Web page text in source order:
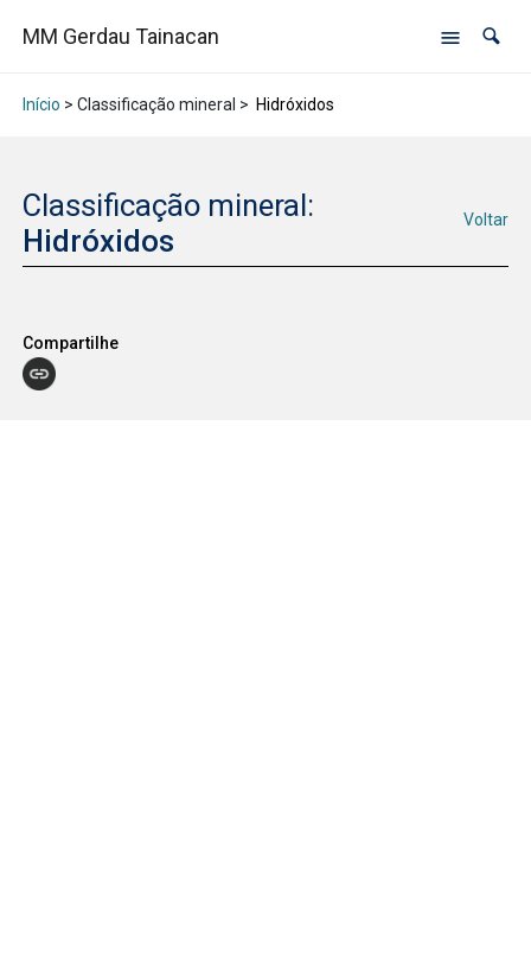
MM Gerdau Tainacan
Início > Classificação mineral > Hidróxidos
Classificação mineral:
Hidróxidos
Voltar
Compartilhe